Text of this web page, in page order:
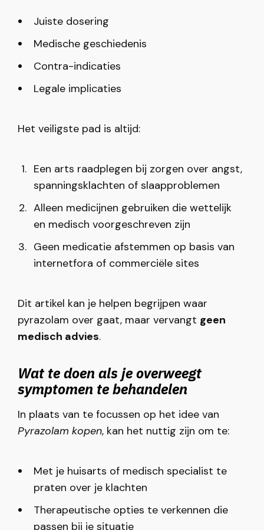
Juiste dosering
Medische geschiedenis
Contra-indicaties
Legale implicaties
Het veiligste pad is altijd:
Een arts raadplegen bij zorgen over angst,
spanningsklachten of slaapproblemen
Alleen medicijnen gebruiken die wettelijk
en medisch voorgeschreven zijn
Geen medicatie afstemmen op basis van
internetfora of commerciële sites
Dit artikel kan je helpen begrijpen waar
pyrazolam over gaat, maar vervangt geen
medisch advies.
Wat te doen als je overweegt
symptomen te behandelen
In plaats van te focussen op het idee van
Pyrazolam kopen, kan het nuttig zijn om te:
Met je huisarts of medisch specialist te
praten over je klachten
Therapeutische opties te verkennen die
passen bij je situatie